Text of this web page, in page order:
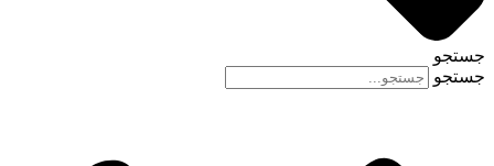
جستجو
جستجو